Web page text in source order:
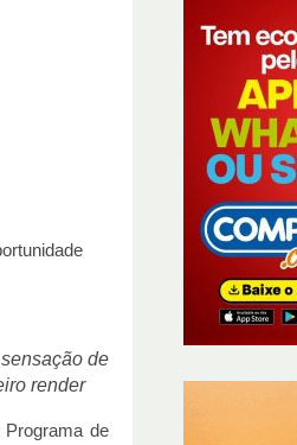
de
render
de